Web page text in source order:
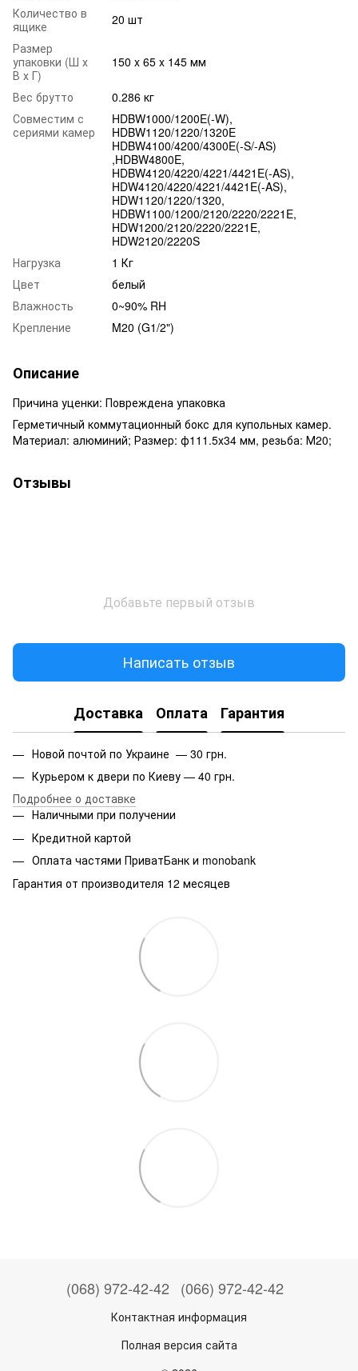
Количество в
ящике
20 шт
Размер
упаковки (Ш х
В х Г)
150 x 65 x 145 мм
Вес брутто
0.286 кг
Совместим с
сериями камер
HDBW1000/1200E(-W),
HDBW1120/1220/1320E
HDBW4100/4200/4300E(-S/-AS)
,HDBW4800E,
HDBW4120/4220/4221/4421E(-AS),
HDW4120/4220/4221/4421E(-AS),
HDW1120/1220/1320,
HDBW1100/1200/2120/2220/2221E,
HDW1200/2120/2220/2221E,
HDW2120/2220S
Нагрузка
1 Кг
Цвет
белый
Влажность
0~90% RH
Крепление
M20 (G1/2")
Описание
Причина уценки: Повреждена упаковка
Герметичный коммутационный бокс для купольных камер.
Материал: алюминий; Размер: ф111.5х34 мм, резьба: М20;
Отзывы
Добавьте первый отзыв
Написать отзыв
Доставка Оплата Гарантия
Новой почтой по Украине — 30 грн.
Курьером к двери по Киеву — 40 грн.
Подробнее о доставке
Наличными при получении
Кредитной картой
Оплата частями ПриватБанк и monobank
Гарантия от производителя 12 месяцев
(068) 972-42-42 (066) 972-42-42
Контактная информация
Полная версия сайта